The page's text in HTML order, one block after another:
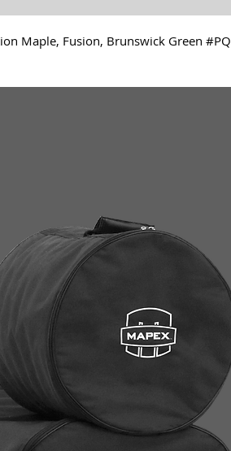
Maple, Fusion, Brunswick Green #PQ